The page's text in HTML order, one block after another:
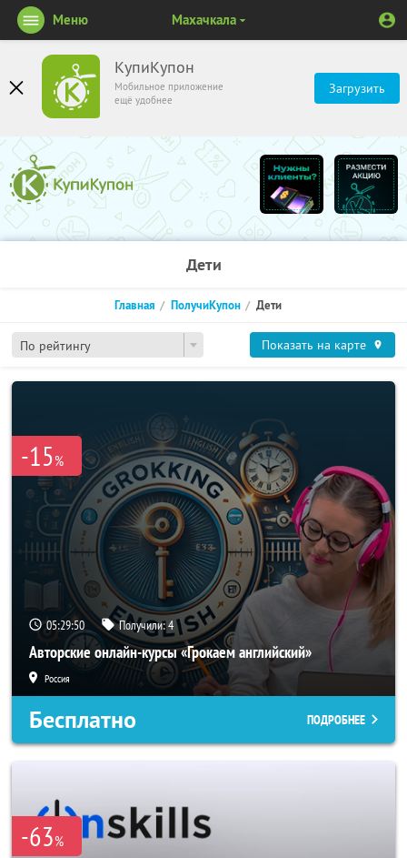
КупиКупон
Мобильное приложение
ещё удобнее
Загрузить
Меню Махачкала
Дети
По рейтингу
Главная ПолучиКупон Дети
Показать на карте
-15%
05:29:50 Получили:4
Авторские онлайн-курсы «Грокаем английский»
Россия
Бесплатно ПОДРОБНЕЕ
-63%